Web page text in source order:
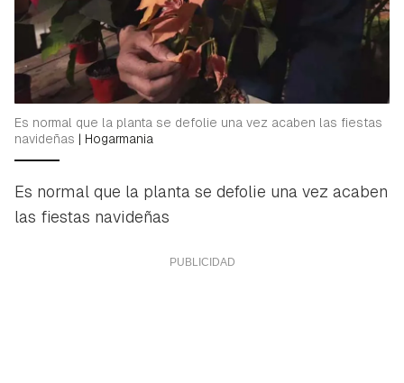
Es normal que la planta se defolie una vez acaben las fiestas
navideñas | Hogarmania
Es normal que la planta se defolie una vez acaben
las fiestas navideñas